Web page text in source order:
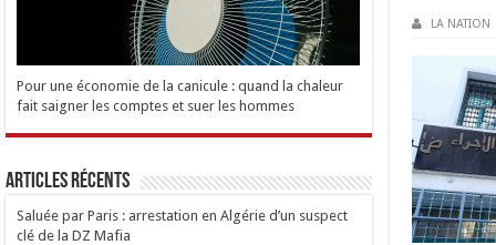
LA NATION
Pour une économie de la canicule : quand la chaleur
fait saigner les comptes et suer les hommes
Articles Récents
Saluée par Paris : arrestation en Algérie d’un suspect
clé de la DZ Mafia